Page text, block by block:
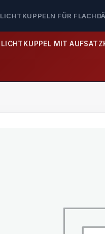
LICHTKUPPELN FÜR
LICHTKUPPEL MIT